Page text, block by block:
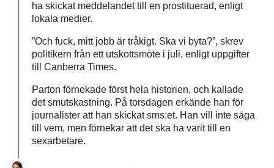
ha skickat meddelandet till en prostituerad, enligt
lokala medier.
”Och fuck, mitt jobb är tråkigt. Ska vi byta?”, skrev
politikern från ett utskottsmöte i juli, enligt uppgifter
till Canberra Times.
Parton förnekade först hela historien, och kallade
det smutskastning. På torsdagen erkände han för
journalister att han skickat sms:et. Han vill inte säga
till vem, men förnekar att det ska ha varit till en
sexarbetare.